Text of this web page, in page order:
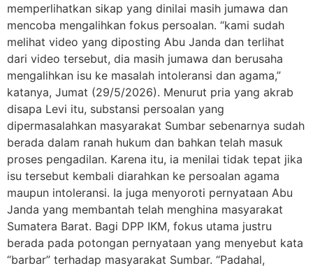
memperlihatkan sikap yang dinilai masih jumawa dan
mencoba mengalihkan fokus persoalan. “kami sudah
melihat video yang diposting Abu Janda dan terlihat
dari video tersebut, dia masih jumawa dan berusaha
mengalihkan isu ke masalah intoleransi dan agama,”
katanya, Jumat (29/5/2026). Menurut pria yang akrab
disapa Levi itu, substansi persoalan yang
dipermasalahkan masyarakat Sumbar sebenarnya sudah
berada dalam ranah hukum dan bahkan telah masuk
proses pengadilan. Karena itu, ia menilai tidak tepat jika
isu tersebut kembali diarahkan ke persoalan agama
maupun intoleransi. Ia juga menyoroti pernyataan Abu
Janda yang membantah telah menghina masyarakat
Sumatera Barat. Bagi DPP IKM, fokus utama justru
berada pada potongan pernyataan yang menyebut kata
“barbar” terhadap masyarakat Sumbar. “Padahal,